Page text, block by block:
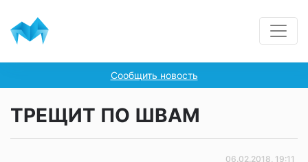
Сообщить новость
ТРЕЩИТ ПО ШВАМ
06.02.2018, 19:11